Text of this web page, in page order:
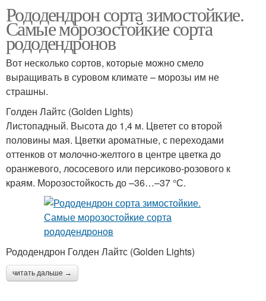
Рододендрон сорта зимостойкие.
Самые морозостойкие сорта
рододендронов
Вот несколько сортов, которые можно смело
выращивать в суровом климате – морозы им не
страшны.
Голден Лайтс (Golden Lights)
Листопадный. Высота до 1,4 м. Цветет со второй
половины мая. Цветки ароматные, с переходами
оттенков от молочно-желтого в центре цветка до
оранжевого, лососевого или персиково-розового к
краям. Морозостойкость до –36…–37 °С.
Рододендрон Голден Лайтс (Golden Lights)
читать дальше →